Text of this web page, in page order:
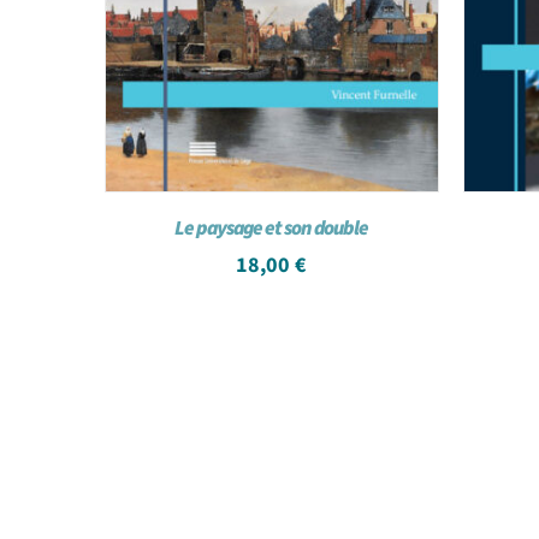
Le paysage et son double
18,00€